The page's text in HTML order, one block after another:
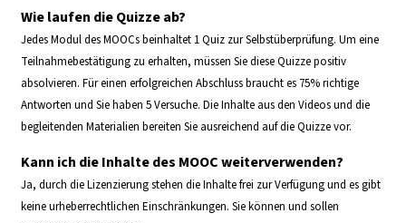
Wie laufen die Quizze ab?
Jedes Modul des MOOCs beinhaltet 1 Quiz zur Selbstüberprüfung. Um eine
Teilnahmebestätigung zu erhalten, müssen Sie diese Quizze positiv
absolvieren. Für einen erfolgreichen Abschluss braucht es 75% richtige
Antworten und Sie haben 5 Versuche. Die Inhalte aus den Videos und die
begleitenden Materialien bereiten Sie ausreichend auf die Quizze vor.
Kann ich die Inhalte des MOOC weiterverwenden?
Ja, durch die Lizenzierung stehen die Inhalte frei zur Verfügung und es gibt
keine urheberrechtlichen Einschränkungen. Sie können und sollen